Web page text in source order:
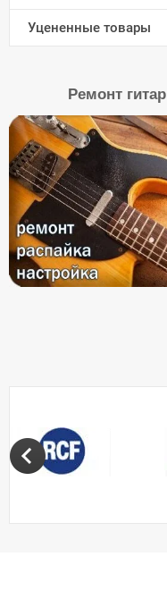
Уцененные товары
Ремонт гитар